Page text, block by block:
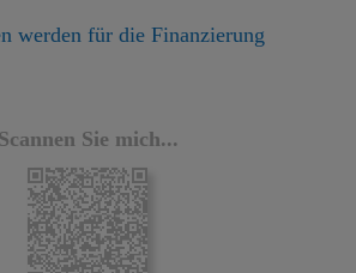
werden für die Finanzierung
Scannen Sie mich...